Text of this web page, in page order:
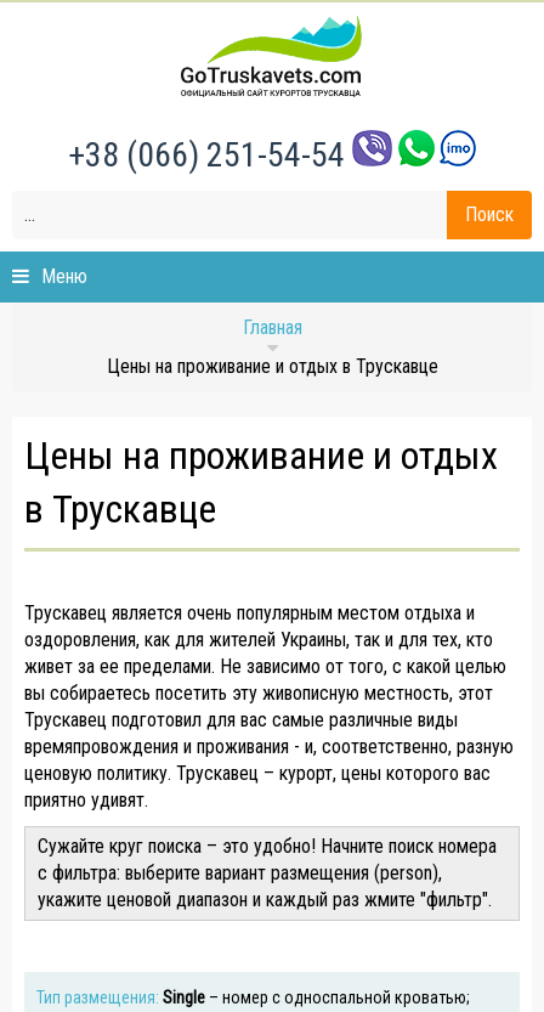
+38 (066) 251-54-54
Поиск
Меню
Главная
Цены на проживание и отдых в Трускавце
Цены на проживание и отдых
в Трускавце
Трускавец является очень популярным местом отдыха и
оздоровления, как для жителей Украины, так и для тех, кто
живет за ее пределами. Не зависимо от того, с какой целью
вы собираетесь посетить эту живописную местность, этот
Трускавец подготовил для вас самые различные виды
времяпровождения и проживания - и, соответственно, разную
ценовую политику. Трускавец – курорт, цены которого вас
приятно удивят.
Сужайте круг поиска – это удобно! Начните поиск номера
с фильтра: выберите вариант размещения (person),
укажите ценовой диапазон и каждый раз жмите "фильтр".
Тип размещения: Single – номер с односпальной кроватью;